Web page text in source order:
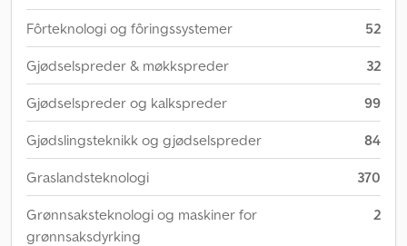
Fôrteknologi og fôringssystemer 52
Gjødselspreder & møkkspreder 32
Gjødselspreder og kalkspreder 99
Gjødslingsteknikk og gjødselspreder 84
Graslandsteknologi 370
Grønnsaksteknologi og maskiner for
grønnsaksdyrking
2